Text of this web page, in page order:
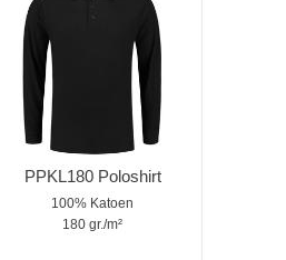
PPKL180 Poloshirt
100% Katoen
180 gr./m²